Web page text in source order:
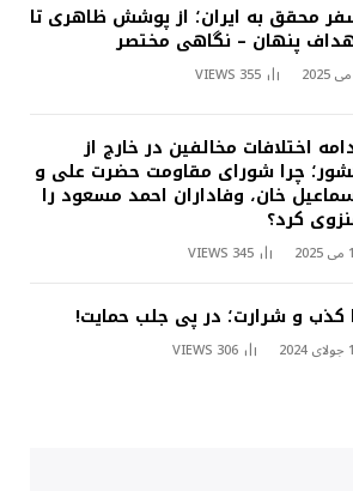
محقق به ایران؛ از پوشش ظاهری تا
پنهان – نگاهی مختصر
355
VIEWS
اختلافات مخالفین در خارج از
چرا شورای مقاومت حضرت علی و
خان، وفاداران احمد مسعود را
کرد؟
345
VIEWS
کذب و شرارت؛ در پی جلب حمایت!
306
VIEWS